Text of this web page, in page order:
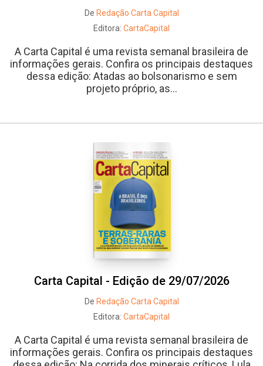
De Redação Carta Capital
Editora: CartaCapital
A Carta Capital é uma revista semanal brasileira de
informações gerais. Confira os principais destaques
dessa edição: Atadas ao bolsonarismo e sem
projeto próprio, as...
Carta Capital - Edição de 29/07/2026
De Redação Carta Capital
Editora: CartaCapital
A Carta Capital é uma revista semanal brasileira de
informações gerais. Confira os principais destaques